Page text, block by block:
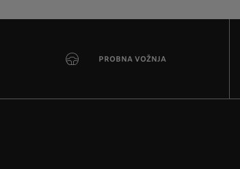
PROBNA VOŽNJA